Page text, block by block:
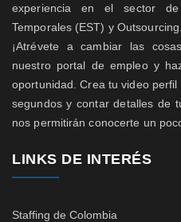
experiencia en el sector
Temporales (EST) y Outsourcing.
¡Atrévete a cambiar las
nuestro portal de empleo y
oportunidad. Crea tu video
segundos y contar detalles de
nos permitirán conocerte un
LINKS DE INTERÉS
Staffing de Colombia